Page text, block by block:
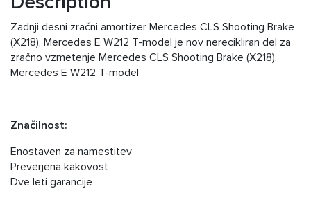
Zadnji desni zračni amortizer Mercedes CLS Shooting Brake
(X218), Mercedes E W212 T-model je nov nerecikliran del za
zračno vzmetenje Mercedes CLS Shooting Brake (X218),
Mercedes E W212 T-model
Značilnost:
Enostaven za namestitev
Preverjena kakovost
Dve leti garancije